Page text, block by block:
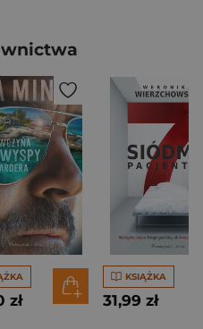
zł
KSIĄŻKA
31,99 zł